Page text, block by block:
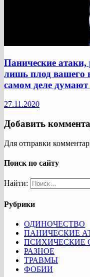
Панические
лишь плод вашего
самом деле
27.11.2020
Добавить
Для отправки
Поиск по сайту
Найти:
Рубрики
ОДИНОЧЕСТВО
ПАНИЧЕСКИЕ
ПСИХИЧЕСКИЕ
РАЗНОЕ
ТРАВМЫ
ФОБИИ